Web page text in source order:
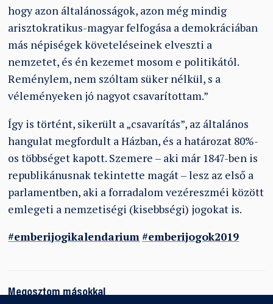
hogy azon általánosságok, azon még mindig
arisztokratikus-magyar felfogása a demokráciában
más népiségek követeléseinek elveszti a
nemzetet, és én kezemet mosom e politikától.
Reménylem, nem szóltam süker nélkül, s a
véleményeken jó nagyot csavarítottam.”
Így is történt, sikerült a „csavarítás”, az általános
hangulat megfordult a Házban, és a határozat 80%-
os többséget kapott. Szemere – aki már 1847-ben is
republikánusnak tekintette magát – lesz az első a
parlamentben, aki a forradalom vezéreszméi között
emlegeti a nemzetiségi (kisebbségi) jogokat is.
#emberijogikalendarium#emberijogok2019
Megosztom másokkal